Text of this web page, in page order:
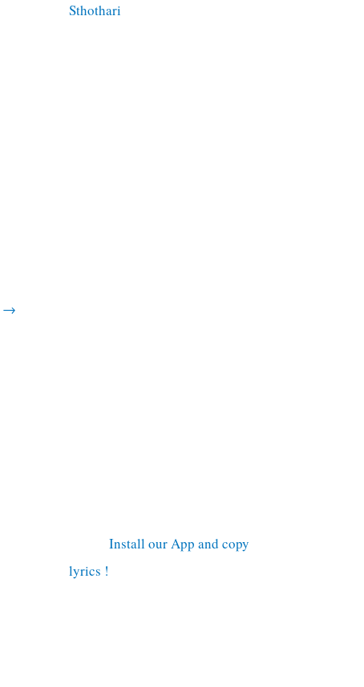
→
Sthothari
Install our App and copy
lyrics !